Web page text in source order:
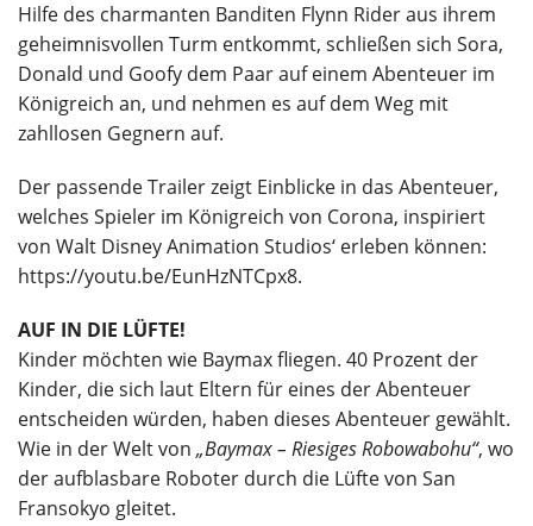
Hilfe des charmanten Banditen Flynn Rider aus ihrem
geheimnisvollen Turm entkommt, schließen sich Sora,
Donald und Goofy dem Paar auf einem Abenteuer im
Königreich an, und nehmen es auf dem Weg mit
zahllosen Gegnern auf.
Der passende Trailer zeigt Einblicke in das Abenteuer,
welches Spieler im Königreich von Corona, inspiriert
von Walt Disney Animation Studios‘ erleben können:
https://youtu.be/EunHzNTCpx8.
AUF IN DIE LÜFTE!
Kinder möchten wie Baymax fliegen. 40 Prozent der
Kinder, die sich laut Eltern für eines der Abenteuer
entscheiden würden, haben dieses Abenteuer gewählt.
Wie in der Welt von „Baymax – Riesiges Robowabohu“, wo
der aufblasbare Roboter durch die Lüfte von San
Fransokyo gleitet.